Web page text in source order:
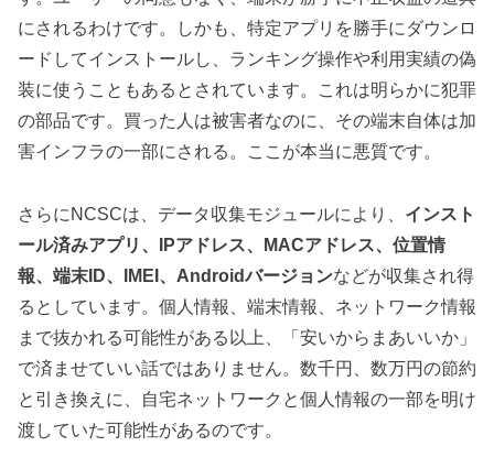
にされるわけです。しかも、特定アプリを勝手にダウンロ
ードしてインストールし、ランキング操作や利用実績の偽
装に使うこともあるとされています。これは明らかに犯罪
の部品です。買った人は被害者なのに、その端末自体は加
害インフラの一部にされる。ここが本当に悪質です。
さらにNCSCは、データ収集モジュールにより、 インスト
ール済みアプリ、IPアドレス、MACアドレス、位置情
報、端末ID、IMEI、Androidバージョンなどが収集され得
るとしています。個人情報、端末情報、ネットワーク情報
まで抜かれる可能性がある以上、「安いからまあいいか」
で済ませていい話ではありません。数千円、数万円の節約
と引き換えに、自宅ネットワークと個人情報の一部を明け
渡していた可能性があるのです。